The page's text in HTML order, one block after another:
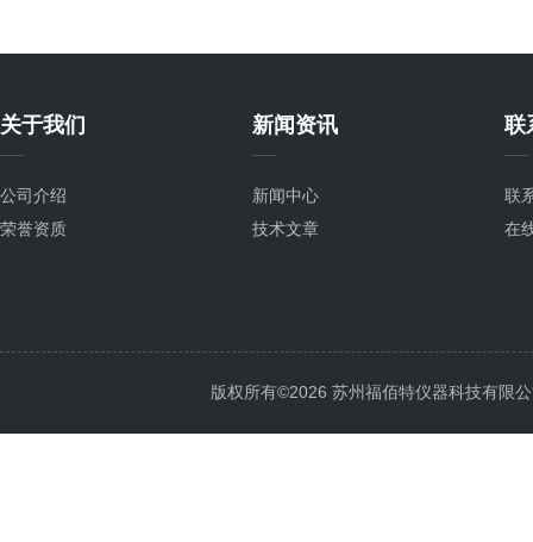
关于我们
公司介绍
荣誉资质
新闻资讯
新闻中心
技术文章
联
联
在
版权所有©2026 苏州福佰特仪器科技有限